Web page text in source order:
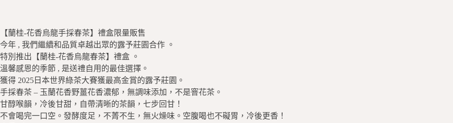
【蘭桂-花香烏龍手採春茶】禮盒限量販售
今年 , 我們繼續和品質卓越出眾的露予莊園合作 。
特別推出【蘭桂-花香烏龍春茶】禮盒 。
溫馨感恩的季節 , 是送禮自用的最佳選擇。
獲得 2025日本世界綠茶大賽獲最高金賞的露予莊園。
手採春茶 – 玉蘭花香野薑花香濃郁，無調味添加，不是窨花茶。
甘醇喉韻， 冷後甘甜，自帶清晰的茶韻，七步回甘！
不會喝完一口空。 發酵度足，不菁不生，無火燥味。空腹喝也不礙胃，冷後更香！